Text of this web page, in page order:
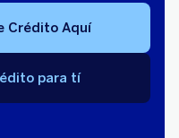
Crédito Aquí
para tí